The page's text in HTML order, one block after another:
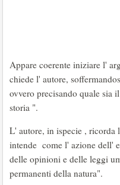
Appare coerente iniziare l'
chiede l' autore,
ovvero precisando quale sia
storia ".
L' autore, in ispecie , ricorda
intende come l' azione dell'
delle opinioni e delle leggi
permanenti della natura".